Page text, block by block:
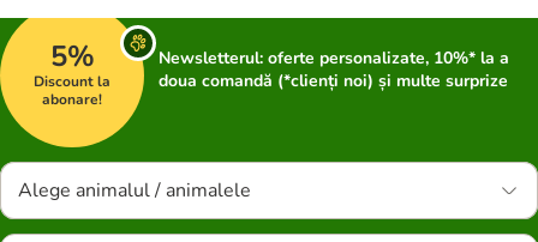
5%
Discount la
abonare!
Newsletterul: oferte personalizate, 10%* la a
doua comandă (*clienți noi) și multe surprize
Alege animalul / animalele